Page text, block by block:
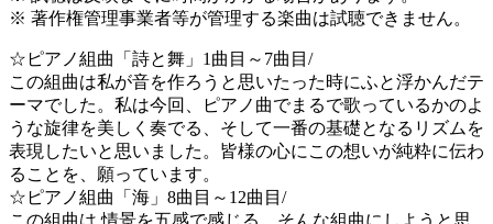
※ 著作権管理事業者等が管理する楽曲は試聴できません。
☆ピアノ組曲「詩と舞」1曲目～7曲目/
この組曲は私が音を作ろうと思いたった時にふと浮かんだテ
ーマでした。私は今回、ピアノ曲でまるで歌っているかのよ
うな旋律を美しく奏でる、そして一番の基礎となるリズムを
表現したいと思いました。皆様の心にこの想いが純粋に伝わ
ることを、願っています。
☆ピアノ組曲「海」8曲目～12曲目/